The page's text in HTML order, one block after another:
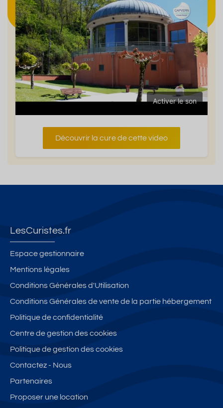
Activer le son
Découvrir la cure de cette video
LesCuristes.fr
Espace gestionnaire
Mentions légales
Conditions Générales d'Utilisation
Conditions Générales de vente de la partie hébergement
Politique de confidentialité
Centre de gestion des cookies
Politique de gestion des cookies
Contactez - Nous
Partenaires
Proposer une location